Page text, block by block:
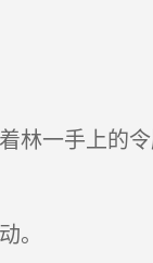
一手上的
。